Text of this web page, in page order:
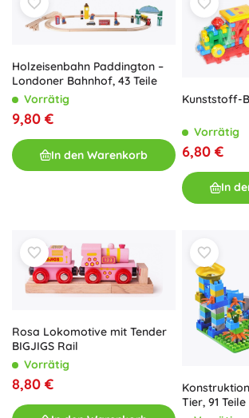
Holzeisenbahn Paddington –
Londoner Bahnhof, 43 Teile
Vorrätig
9,80 €
In den Warenkorb
Kunststoff-
Vorrätig
6,80 €
In
Rosa Lokomotive mit Tender
BIGJIGS Rail
Vorrätig
8,80 €
Tier, 91 Teile